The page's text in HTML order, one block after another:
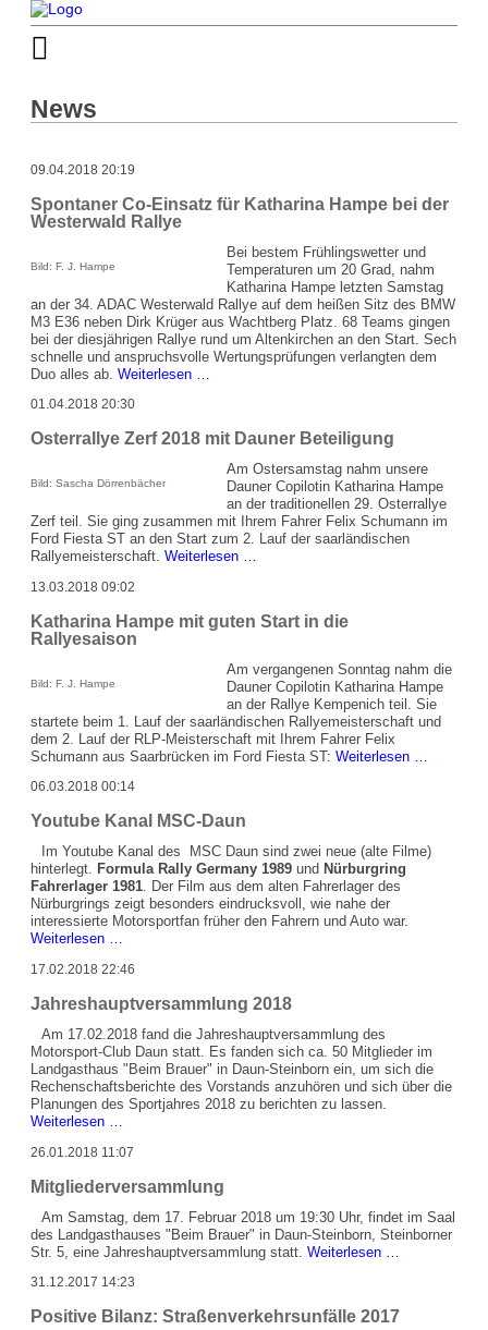
News
09.04.2018 20:19
Spontaner Co-Einsatz für Katharina Hampe bei der
Westerwald Rallye
Bild: F. J. Hampe
Bei bestem Frühlingswetter und
Temperaturen um 20 Grad, nahm
Katharina Hampe letzten Samstag
an der 34. ADAC Westerwald Rallye auf dem heißen Sitz des BMW
M3 E36 neben Dirk Krüger aus Wachtberg Platz. 68 Teams gingen
bei der diesjährigen Rallye rund um Altenkirchen an den Start. Sech
schnelle und anspruchsvolle Wertungsprüfungen verlangten dem
Duo alles ab. Weiterlesen …
Katharina
Hampe
bei
der
Westerwald
Rallye
01.04.2018 20:30
Osterrallye Zerf 2018 mit Dauner Beteiligung
Bild: Sascha Dörrenbächer
Am Ostersamstag nahm unsere
Dauner Copilotin Katharina Hampe
an der traditionellen 29. Osterrallye
Zerf teil. Sie ging zusammen mit Ihrem Fahrer Felix Schumann im
Ford Fiesta ST an den Start zum 2. Lauf der saarländischen
Rallyemeisterschaft. Weiterlesen …
Dauner
13.03.2018 09:02
Katharina Hampe mit guten Start in die
Rallyesaison
Bild: F. J. Hampe
Am vergangenen Sonntag nahm die
Dauner Copilotin Katharina Hampe
an der Rallye Kempenich teil. Sie
startete beim 1. Lauf der saarländischen Rallyemeisterschaft und
dem 2. Lauf der RLP-Meisterschaft mit Ihrem Fahrer Felix
Schumann aus Saarbrücken im Ford Fiesta ST: Weiterlesen …
in
die
06.03.2018 00:14
Youtube Kanal MSC-Daun
Im Youtube Kanal des MSC Daun sind zwei neue (alte Filme)
hinterlegt. Formula Rally Germany 1989 und Nürburgring
Fahrerlager 1981. Der Film aus dem alten Fahrerlager des
Nürburgrings zeigt besonders eindrucksvoll, wie nahe der
interessierte Motorsportfan früher den Fahrern und Auto war.
Weiterlesen …
MSC-
17.02.2018 22:46
Jahreshauptversammlung 2018
Am 17.02.2018 fand die Jahreshauptversammlung des
Motorsport-Club Daun statt. Es fanden sich ca. 50 Mitglieder im
Landgasthaus "Beim Brauer" in Daun-Steinborn ein, um sich die
Rechenschaftsberichte des Vorstands anzuhören und sich über die
Planungen des Sportjahres 2018 zu berichten zu lassen.
Weiterlesen …
26.01.2018 11:07
Mitgliederversammlung
Am Samstag, dem 17. Februar 2018 um 19:30 Uhr, findet im Saal
des Landgasthauses "Beim Brauer" in Daun-Steinborn, Steinborner
Str. 5, eine Jahreshauptversammlung statt. Weiterlesen …
31.12.2017 14:23
Positive Bilanz: Straßenverkehrsunfälle 2017